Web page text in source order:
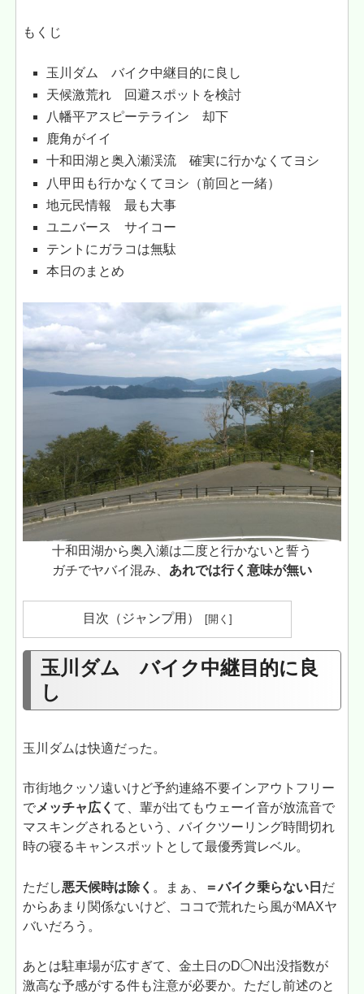
もくじ
玉川ダム バイク中継目的に良し
天候激荒れ 回避スポットを検討
八幡平アスピーテライン 却下
鹿角がイイ
十和田湖と奥入瀬渓流 確実に行かなくてヨシ
八甲田も行かなくてヨシ（前回と一緒）
地元民情報 最も大事
ユニバース サイコー
テントにガラコは無駄
本日のまとめ
十和田湖から奥入瀬は二度と行かないと誓う
ガチでヤバイ混み、 あれでは行く意味が無い
目次（ジャンプ用）
玉川ダム バイク中継目的に良
し
玉川ダムは快適だった。
市街地クッソ遠いけど予約連絡不要インアウトフリー
でメッチャ広く て、輩が出てもウェーイ音が放流音で
マスキングされるという、バイクツーリング時間切れ
時の寝るキャンスポットとして最優秀賞レベル。
ただし悪天候時は除く 。まぁ、 ＝バイク乗らない日 だ
からあまり関係ないけど、ココで荒れたら風がMAXヤ
バいだろう。
あとは駐車場が広すぎて、金土日のD◯N出没指数が
激高な予感がする件も注意が必要か。ただし前述のと